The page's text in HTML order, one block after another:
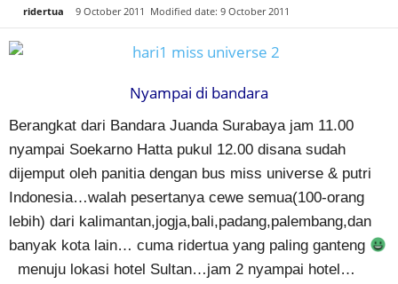
ridertua 9 October 2011 Modified date: 9 October 2011
Nyampai di bandara
Berangkat dari Bandara Juanda Surabaya jam 11.00
nyampai Soekarno Hatta pukul 12.00 disana sudah
dijemput oleh panitia dengan bus miss universe & putri
Indonesia…walah pesertanya cewe semua(100-orang
lebih) dari kalimantan,jogja,bali,padang,palembang,dan
banyak kota lain… cuma ridertua yang paling ganteng
menuju lokasi hotel Sultan…jam 2 nyampai hotel…